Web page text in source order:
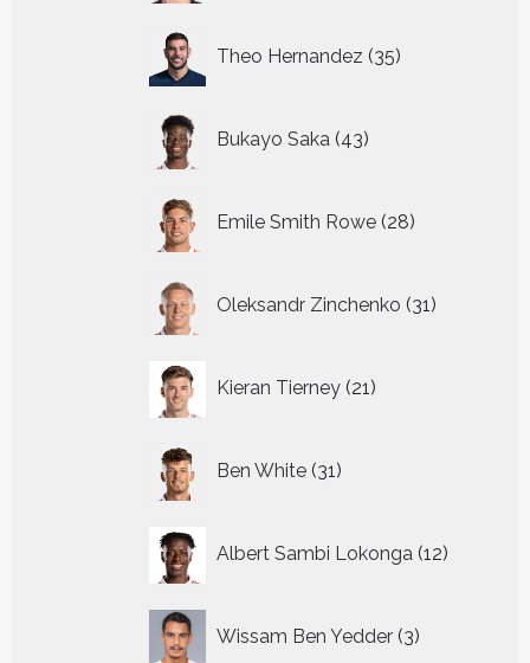
Theo Hernandez 35
producten
Bukayo Saka 43
producten
Emile Smith Rowe 28
producten
Oleksandr Zinchenko 31
producten
Kieran Tierney 21
producten
Ben White 31
producten
Albert Sambi Lokonga 12
Wissam Ben Yedder 3
producten